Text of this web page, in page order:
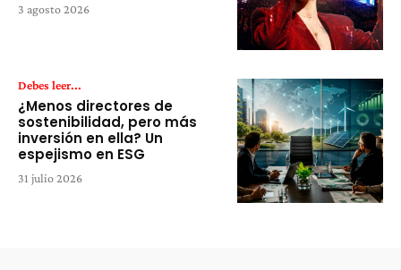
3 agosto 2026
Debes leer...
¿Menos directores de
sostenibilidad, pero más
inversión en ella? Un
espejismo en ESG
31 julio 2026